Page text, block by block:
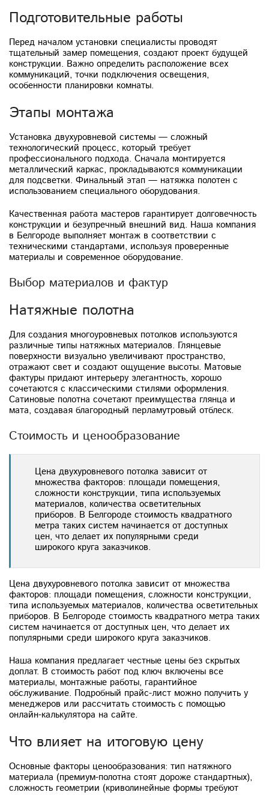
Подготовительные работы
Перед началом установки специалисты проводят
тщательный замер помещения, создают проект будущей
конструкции. Важно определить расположение всех
коммуникаций, точки подключения освещения,
особенности планировки комнаты.
Этапы монтажа
Установка двухуровневой системы — сложный
технологический процесс, который требует
профессионального подхода. Сначала монтируется
металлический каркас, прокладываются коммуникации
для подсветки. Финальный этап — натяжка полотен с
использованием специального оборудования.
Качественная работа мастеров гарантирует долговечность
конструкции и безупречный внешний вид. Наша компания
в Белгороде выполняет монтаж в соответствии с
техническими стандартами, используя проверенные
материалы и современное оборудование.
Выбор материалов и фактур
Натяжные полотна
Для создания многоуровневых потолков используются
различные типы натяжных материалов. Глянцевые
поверхности визуально увеличивают пространство,
отражают свет и создают ощущение высоты. Матовые
фактуры придают интерьеру элегантность, хорошо
сочетаются с классическими стилями оформления.
Сатиновые полотна сочетают преимущества глянца и
мата, создавая благородный перламутровый отблеск.
Стоимость и ценообразование
Цена двухуровневого потолка зависит от
множества факторов: площади помещения,
сложности конструкции, типа используемых
материалов, количества осветительных
приборов. В Белгороде стоимость квадратного
метра таких систем начинается от доступных
цен, что делает их популярными среди
широкого круга заказчиков.
Цена двухуровневого потолка зависит от множества
факторов: площади помещения, сложности конструкции,
типа используемых материалов, количества осветительных
приборов. В Белгороде стоимость квадратного метра таких
систем начинается от доступных цен, что делает их
популярными среди широкого круга заказчиков.
Наша компания предлагает честные цены без скрытых
доплат. В стоимость работ под ключ включены все
материалы, монтажные работы, гарантийное
обслуживание. Подробный прайс-лист можно получить у
менеджеров или рассчитать стоимость с помощью
онлайн-калькулятора на сайте.
Что влияет на итоговую цену
Основные факторы ценообразования: тип натяжного
материала (премиум-полотна стоят дороже стандартных),
сложность геометрии (криволинейные формы требуют